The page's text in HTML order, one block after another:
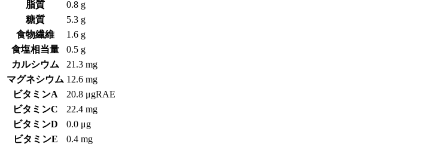
脂質
0.8 g
糖質
5.3 g
食物繊維
1.6 g
食塩相当量
0.5 g
カルシウム
21.3 mg
マグネシウム 12.6 mg
ビタミンA
20.8 μgRAE
ビタミンC
22.4 mg
ビタミンD
0.0 μg
ビタミンE
0.4 mg